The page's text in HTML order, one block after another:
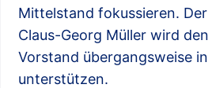
Mittelstand fokussieren. Der
Claus-Georg Müller wird
Vorstand übergangsweise
unterstützen.